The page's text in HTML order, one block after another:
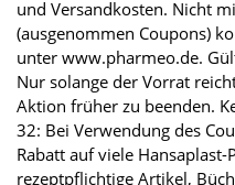
und Versandkosten. Nicht
(ausgenommen Coupons)
unter www.pharmeo.de.
Nur solange der Vorrat
Aktion früher zu beenden.
32: Bei Verwendung des
Rabatt auf viele
rezeptpflichtige Artikel,